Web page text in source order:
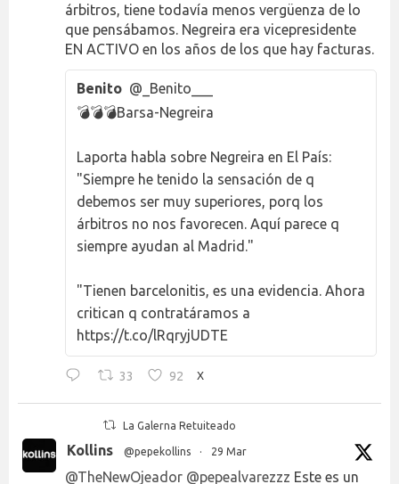
árbitros, tiene todavía menos vergüenza de lo
que pensábamos. Negreira era vicepresidente
EN ACTIVO en los años de los que hay facturas.
Benito @_Benito___
💣💣💣Barsa-Negreira
Laporta habla sobre Negreira en El País:
"Siempre he tenido la sensación de q
debemos ser muy superiores, porq los
árbitros no nos favorecen. Aquí parece q
siempre ayudan al Madrid."
"Tienen barcelonitis, es una evidencia. Ahora
critican q contratáramos a
https://t.co/lRqryjUDTE
33 92 X
La Galerna Retuiteado
Kollins @pepekollins · 29 Mar
@TheNewOjeador @pepealvarezzz Este es un